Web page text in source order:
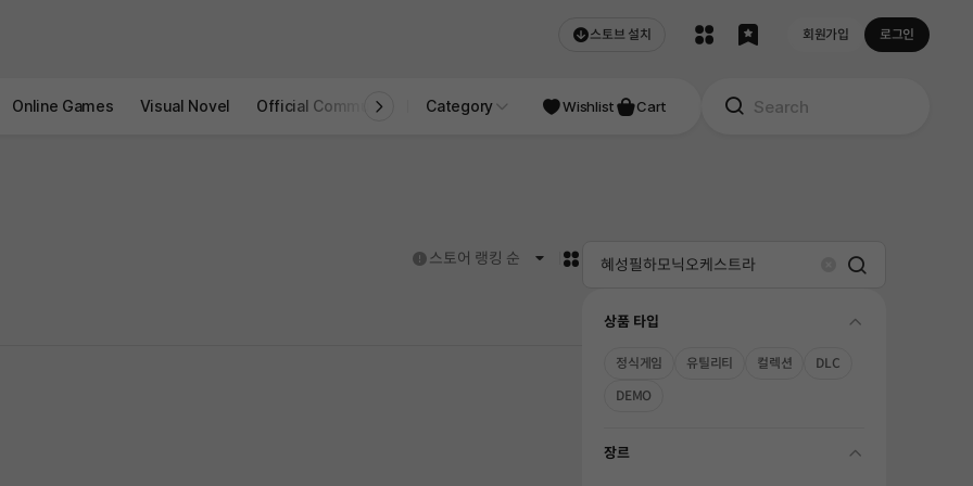
스토브 설치 회원가입 로그인
Online Games Visual Novel Official Community STOVE INDIE Studio
Category Wishlist Cart
도움말
스토어 랭킹 순 카드형 ClearSearch
상품 타입 folding
정식게임 유틸리티 컬렉션
DLC
DEMO
장르 folding